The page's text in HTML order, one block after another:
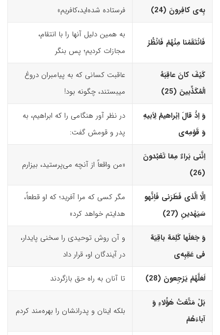
بِه‌ى کافِرونَ (24)‏
فرستاده شده‌اید،کافریم»
فَانْتَقَمْنا مِنْهُمْ فَانْظُرْ
به همین دلیل آنها را با انتقام،
مجازات کردیم؛ پس بنگر
کَیْفَ کانَ عاقِبَهُ
الْمُکَذِّبینَ (25)‏
عاقبت کسانی که به پیامبران دروغ
می­بستند، چگونه بود!
وَ اِذْ قالَ اِبْراهیمُ لِاَبیهِ
وَ قَوْمِه‌ى
در نظر آور هنگامی‌ را که ابراهیم، به
پدر و قومش گفت:
اِنَّنى بَراءٌ مِمّا تَعْبُدونَ
(26)‏
«من واقعاً از آنچه می‌پرستید، بیزارم
اِلَّا الَّذى فَطَرَنى فَاِنَّهو
سَیَهْدینِ (27)‏
مگر کسی که مرا آفرید؛ که او قطعاً،
هدایتم خواهد کرد»
وَ جَعَلَها کَلِمَهً باقِیَهً
فى عَقِبِه‌ى
و آن روش توحیدی را سخنی پایدار،
در آیندگان او، قرار داد
لَعَلَّهُمْ یَرْجِعونَ (28)‏ تا آنان به راه حق بازگردند
بَلْ مَتَّعْتُ هٰؤُلاءِ وَ
آباءَهُمْ
بلکه اینان و پدرانشان را بهره‌مند کردم